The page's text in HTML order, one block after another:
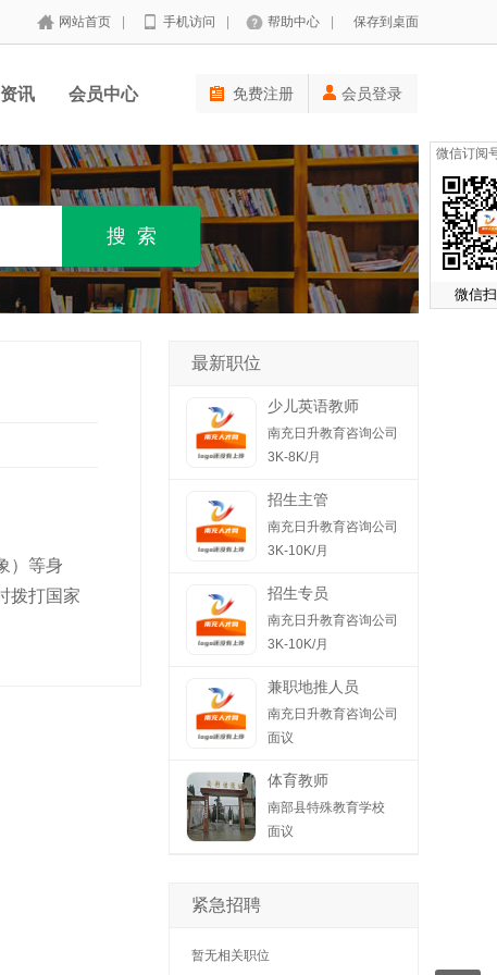
网站首页 手机访问 帮助中心 保存到桌面
讯 会员中心 免费注册 会员登录
）等身
拨打国家
最新职位
少儿英语教师
南充日升教育咨询公司
3K-8K/月
招生主管
南充日升教育咨询公司
3K-10K/月
招生专员
南充日升教育咨询公司
3K-10K/月
兼职地推人员
南充日升教育咨询公司
面议
体育教师
南部县特殊教育学校
面议
紧急招聘
暂无相关职位
微信订阅
微信